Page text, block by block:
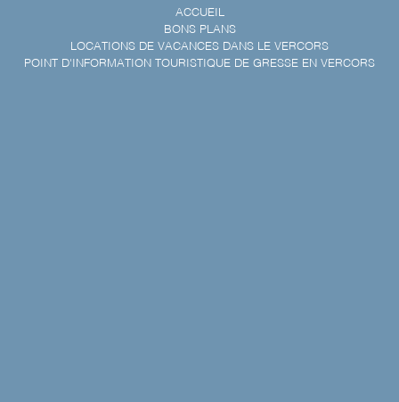
ACCUEIL
BONS PLANS
LOCATIONS DE VACANCES DANS LE VERCORS
POINT D'INFORMATION TOURISTIQUE DE GRESSE EN VERCORS